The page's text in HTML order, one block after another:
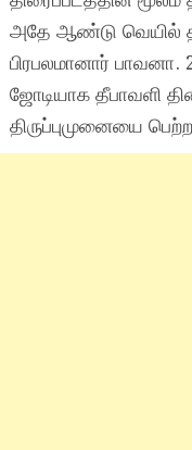
அதே ஆண்டு வெயில்
பிரபலமானார்
ஜோடியாக தீபாவளி
திருப்புமுனையை